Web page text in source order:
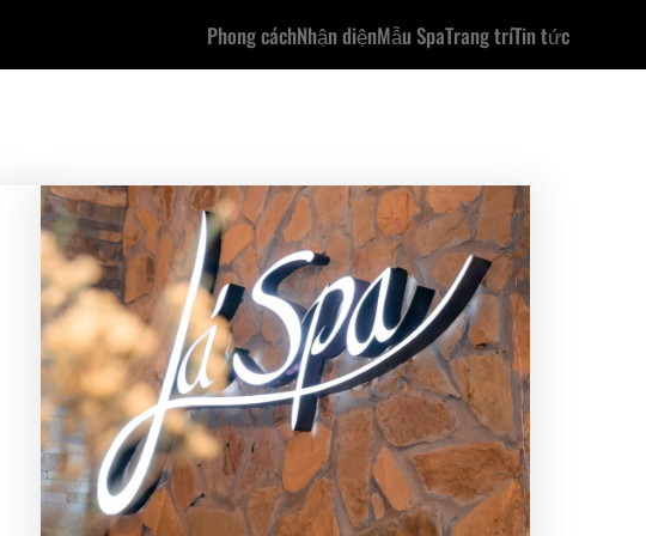
Phong cáchNhận diệnMẫu SpaTrang tríTin tức